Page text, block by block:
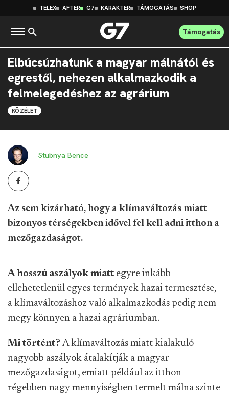
TELEX AFTER G7 KARAKTER TÁMOGATÁS SHOP
Támogatás
Elbúcsúzhatunk a magyar málnától és
egrestől, nehezen alkalmazkodik a
felmelegedéshez az agrárium
KÖZÉLET
Stubnya Bence
Az sem kizárható, hogy a klímaváltozás miatt
bizonyos térségekben idővel fel kell adni itthon a
mezőgazdaságot.
A hosszú aszályok miatt egyre inkább
ellehetetlenül egyes termények hazai termesztése,
a klímaváltozáshoz való alkalmazkodás pedig nem
megy könnyen a hazai agráriumban.
Mi történt? A klímaváltozás miatt kialakuló
nagyobb aszályok átalakítják a magyar
mezőgazdaságot, emiatt például az itthon
régebben nagy mennyiségben termelt málna szinte